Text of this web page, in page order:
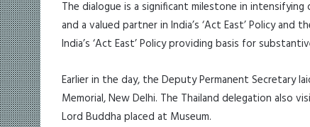
The dialogue is a significant milestone in
and a valued partner in India’s ‘Act East’ Policy and
India’s ‘Act East’ Policy providing basis for
Earlier in the day, the Deputy Permanent Secretary
Memorial, New Delhi. The Thailand delegation also
Lord Buddha placed at Museum.